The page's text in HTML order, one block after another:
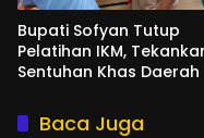
Bupati Sofyan Tutup
Pelatihan IKM,
Sentuhan Khas Daerah
Baca Juga